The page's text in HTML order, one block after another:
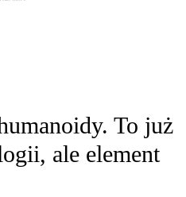
To już
ale element